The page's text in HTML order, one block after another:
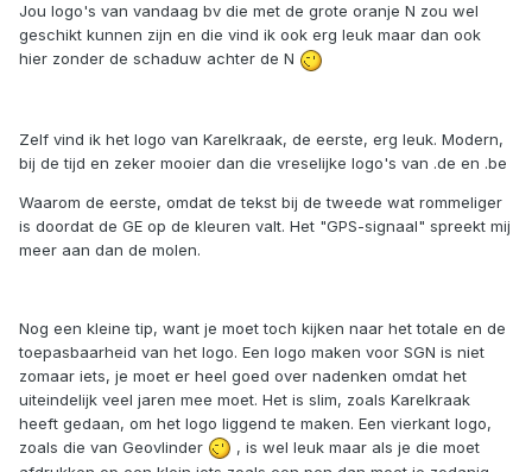
Jou logo's van vandaag bv die met de grote oranje N zou wel
geschikt kunnen zijn en die vind ik ook erg leuk maar dan ook
hier zonder de schaduw achter de N
Zelf vind ik het logo van Karelkraak, de eerste, erg leuk. Modern,
bij de tijd en zeker mooier dan die vreselijke logo's van .de en .be
Waarom de eerste, omdat de tekst bij de tweede wat rommeliger
is doordat de GE op de kleuren valt. Het "GPS-signaal" spreekt mij
meer aan dan de molen.
Nog een kleine tip, want je moet toch kijken naar het totale en de
toepasbaarheid van het logo. Een logo maken voor SGN is niet
zomaar iets, je moet er heel goed over nadenken omdat het
uiteindelijk veel jaren mee moet. Het is slim, zoals Karelkraak
heeft gedaan, om het logo liggend te maken. Een vierkant logo,
zoals die van Geovlinder
, is wel leuk maar als je die moet